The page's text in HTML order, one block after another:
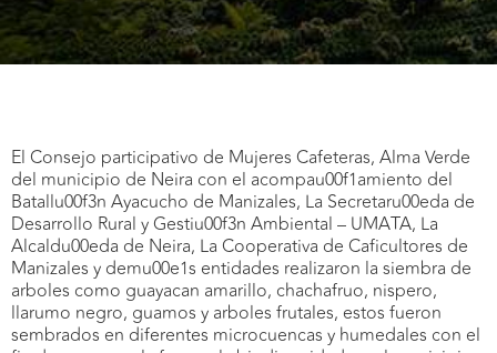
El Consejo participativo de Mujeres Cafeteras, Alma Verde
del municipio de Neira con el acompau00f1amiento del
Batallu00f3n Ayacucho de Manizales, La Secretaru00eda de
Desarrollo Rural y Gestiu00f3n Ambiental – UMATA, La
Alcaldu00eda de Neira, La Cooperativa de Caficultores de
Manizales y demu00e1s entidades realizaron la siembra de
arboles como guayacan amarillo, chachafruo, nispero,
llarumo negro, guamos y arboles frutales, estos fueron
sembrados en diferentes microcuencas y humedales con el